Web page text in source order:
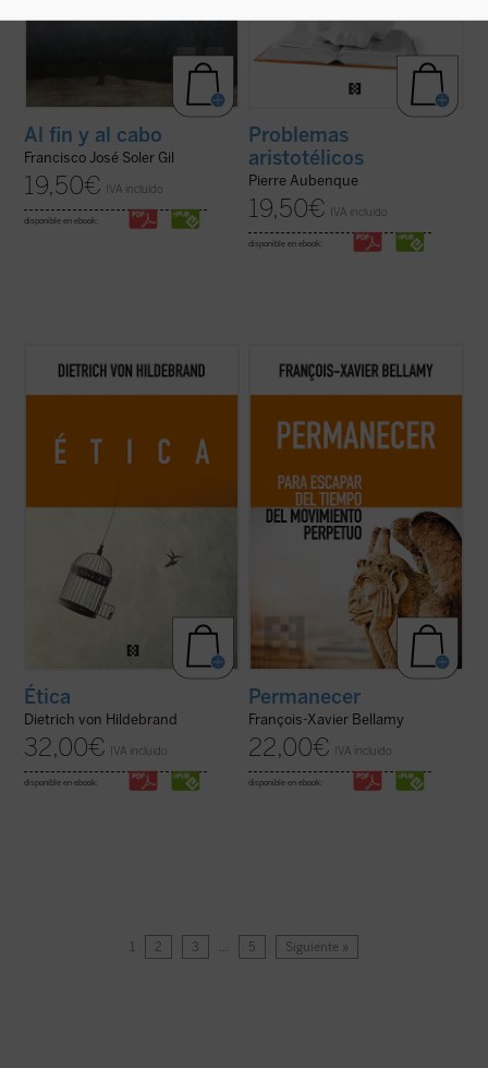
Al fin y al cabo
Francisco José Soler Gil
19,50€ IVA incluido
disponible en ebook:
Problemas
aristotélicos
Pierre Aubenque
19,50€ IVA incluido
disponible en ebook:
Este libro es ya un clásico de la filosofía
moral contemporánea. Grandioso en la
cotidiana, una descripción global de ...
Ética
Dietrich von Hildebrand
32,00€ IVA incluido
disponible en ebook:
Bellamy nos presenta un elogio de la
permanencia exponiendo las
hasta aquí, el autor nos anima a
detenernos, a disfrutar ... (ver ficha)
Permanecer
François-Xavier Bellamy
22,00€ IVA incluido
disponible en ebook:
1 2 3 … 5 Siguiente »